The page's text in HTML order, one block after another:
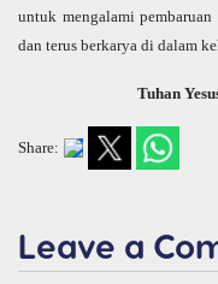
untuk mengalami
dan terus berkarya di dalam
Tuhan
Share:
Leave a